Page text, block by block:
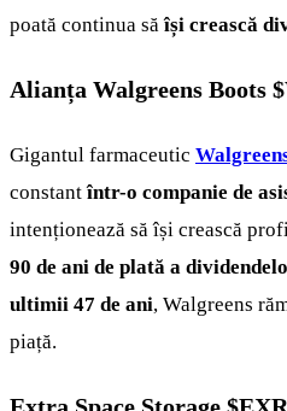
poată continua săîși crească
Alianța Walgreens Boots
Gigantul farmaceutic
constantîntr-o companie de
intenționează să își crească
90 de ani de plată a
ultimii 47 de ani, Walgreens
piață.